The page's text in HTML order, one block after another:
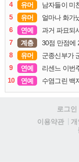
4
유머 남자들이 미
5
유머 얼마나 화가
6
연예 과거 파묘되
7
계층 30점 만점에
8
유머 군종신부가
9
연예 리센느 이번
10
연예 수염그린 백
로그인
이용약관